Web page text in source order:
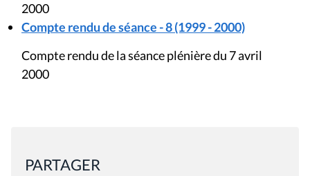
2000
Compte rendu de séance - 8 (1999 - 2000)
Compte rendu de la séance plénière du 7 avril
2000
PARTAGER